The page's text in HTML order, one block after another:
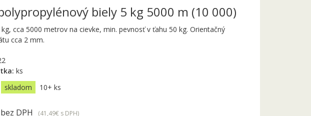
biely 5 kg 5000 m (10 000)
kg, cca 5000 metrov na cievke, min. pevnosť v ťahu 50 kg. Orientačný
cca 2 mm.
ks
skladom 10+ ks
bez DPH (41,49€ s DPH)